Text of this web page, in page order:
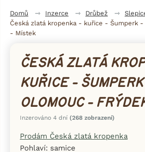
Domů Inzerce Drůbež
Česká zlatá kropenka - kuřice - Šumperk
- Místek
ČESKÁ ZLATÁ
KUŘICE -
OLOMOUC -
Inzerováno 4 dní (268 zobrazení)
Prodám Česká zlatá kropenka
Pohlaví: samice